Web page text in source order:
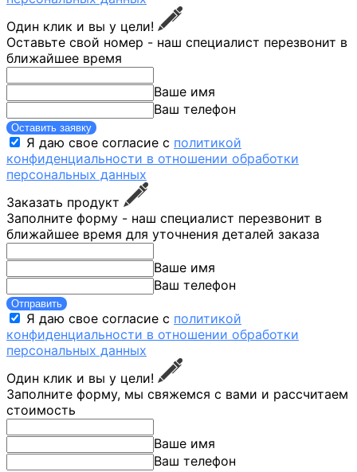
Один клик и вы у цели!
Оставьте свой номер - наш специалист перезвонит в
ближайшее время
Ваше имя
Ваш телефон
Оставить заявку
Я даю свое согласие с политикой
конфиденциальности в отношении обработки
персональных данных
Заказать продукт
Заполните форму - наш специалист перезвонит в
ближайшее время для уточнения деталей заказа
Ваше имя
Ваш телефон
Отправить
Я даю свое согласие с политикой
конфиденциальности в отношении обработки
персональных данных
Один клик и вы у цели!
Заполните форму, мы свяжемся с вами и рассчитаем
стоимость
Ваше имя
Ваш телефон